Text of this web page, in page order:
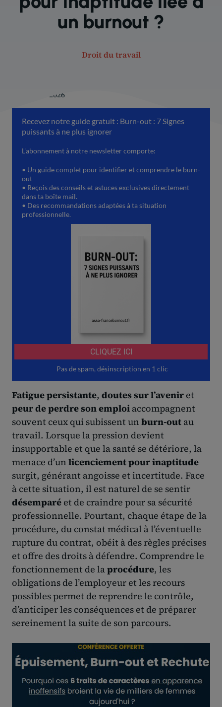
un burnout ?
Droit du travail
13 janvier 2026
Fatigue persistante, doutes sur l’avenir et
peur de perdre son emploi accompagnent
souvent ceux qui subissent un burn-out au
travail. Lorsque la pression devient
insupportable et que la santé se détériore, la
menace d’un licenciement pour inaptitude
surgit, générant angoisse et incertitude. Face
à cette situation, il est naturel de se sentir
désemparé et de craindre pour sa sécurité
professionnelle. Pourtant, chaque étape de la
procédure, du constat médical à l’éventuelle
rupture du contrat, obéit à des règles précises
et offre des droits à défendre. Comprendre le
fonctionnement de laprocédure, les
obligations de l’employeur et les recours
possibles permet de reprendre le contrôle,
d’anticiper les conséquences et de préparer
sereinement la suite de son parcours.